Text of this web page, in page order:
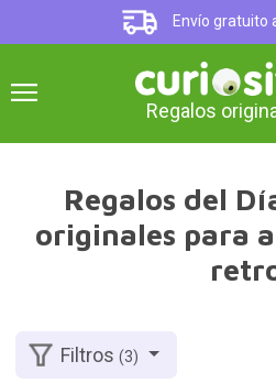
Envío gratuito
Regalos
Regalos del
originales para
Filtros(3)